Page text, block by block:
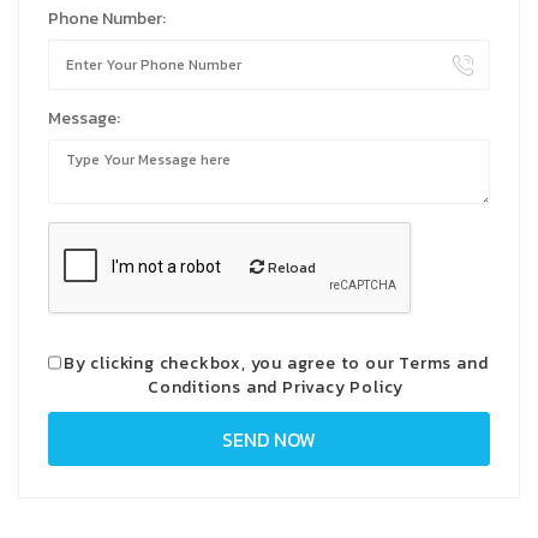
Phone Number:
Message:
Reload
By clicking checkbox, you agree to our Terms and
Conditions and Privacy Policy